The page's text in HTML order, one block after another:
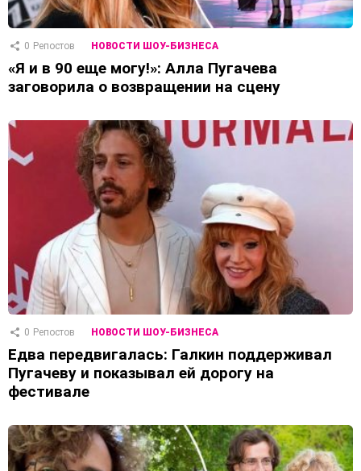
0 Репостов НОВОСТИ ШОУ-БИЗНЕСА
«Я и в 90 еще могу!»: Алла Пугачева
заговорила о возвращении на сцену
0 Репостов НОВОСТИ ШОУ-БИЗНЕСА
Едва передвигалась: Галкин поддерживал
Пугачеву и показывал ей дорогу на
фестивале